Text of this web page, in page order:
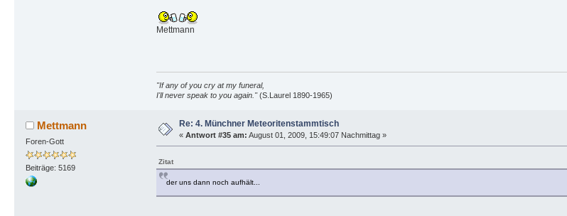
Mettmann
"If any of you cry at my funeral,
I'll never speak to you again."(S.Laurel 1890-1965)
Mettmann
Foren-Gott
Beiträge: 5169
Re: 4. Münchner Meteoritenstammtisch
« Antwort #35 am: August 01, 2009, 15:49:07 Nachmittag »
Zitat
der uns dann noch aufhält...